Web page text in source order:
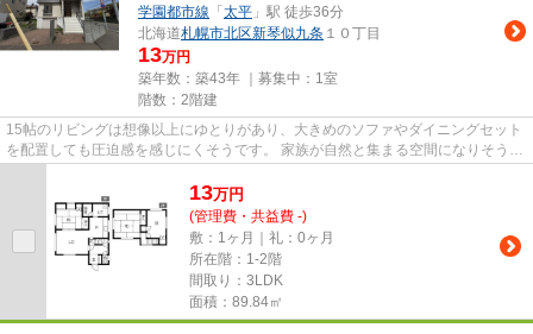
学園都市線 「 太平 」駅 徒歩36分
北海道札幌市北区新琴似九条 １０丁目
13万円
築年数：築43年 ｜募集中： 1室
階数：2階建
15帖のリビングは想像以上にゆとりがあり、大きめのソファやダイニングセット
を配置しても圧迫感を感じにくそうです。 家族が自然と集まる空間になりそう
13万円
(管理費・共益費 -)
敷：1ヶ月｜礼：0ヶ月
所在階：1-2階
間取り：3LDK
面積：89.84㎡